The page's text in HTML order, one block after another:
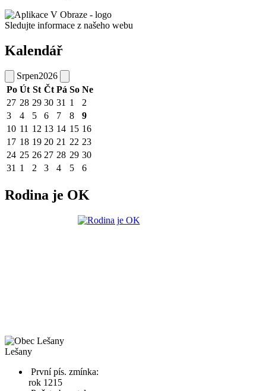
Sledujte informace z našeho webu
Kalendář
Srpen2026
Po Út St Čt Pá So Ne
27 28 29 30 31 1
2
3
4 5 6 7 8
9
10 11 12 13 14 15 16
17 18 19 20 21 22 23
24 25 26 27 28 29 30
31 1 2 3 4 5 6
Rodina je OK
Lešany
První pís. zmínka:
rok 1215